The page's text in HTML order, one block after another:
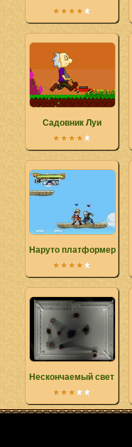
Садовник Луи
Наруто платформер
Нескончаемый свет